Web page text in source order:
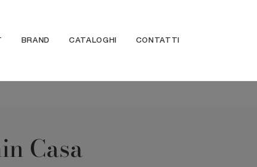
BRAND CATALOGHI CONTATTI
Casa